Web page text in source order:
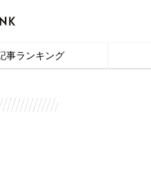
事ランキング